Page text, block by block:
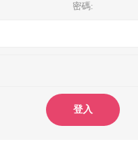
密碼:
登入